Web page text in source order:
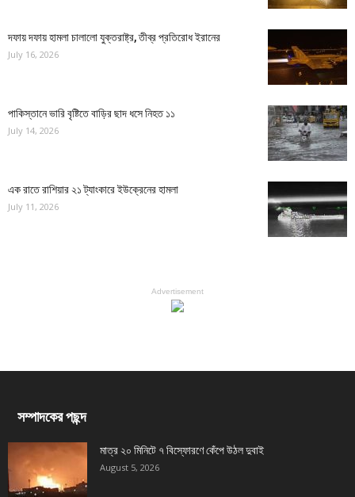
দফায় দফায় হামলা চালালো যুক্তরাষ্ট্র, তীব্র প্রতিরোধ ইরানের
July 16, 2026
পাকিস্তানে ভারি বৃষ্টিতে বাড়ির ছাদ ধসে নিহত ১১
July 14, 2026
এক রাতে রাশিয়ার ২১ ট্যাংকারে ইউক্রেনের হামলা
July 11, 2026
Advertisement
সম্পাদকের পছন্দ
মাত্র ২০ মিনিটে ৭ বিস্ফোরণে কেঁপে উঠল দুবাই
August 5, 2026